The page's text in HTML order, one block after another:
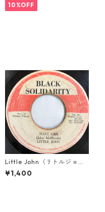
10%OFF
Little John（リトルジョ
ン） - That Girl 【7-2004
5】
¥1,400